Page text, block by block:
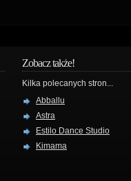
Zobacz także!
Kilka polecanych stron...
Abballu
Astra
Estilo Dance Studio
Kimama